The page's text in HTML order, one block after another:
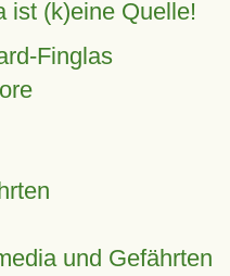
ist (k)eine Quelle!
Finglas
und Gefährten